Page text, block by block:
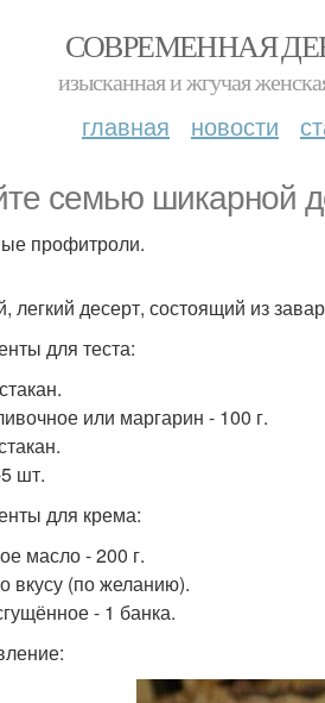
СОВРЕМЕННАЯ
изысканная и жгучая
главная новости
семью шикарной
профитроли.
легкий десерт, состоящий из
для теста:
или маргарин - 100 г.
шт.
для крема:
масло - 200 г.
вкусу (по желанию).
- 1 банка.